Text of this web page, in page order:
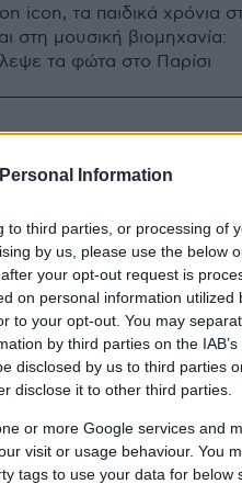
Information
to third parties, or processing of
by us, please use the below
your opt-out request is
on personal information utilized
to your opt-out. You may
by third parties on the
disclosed by us to third parties
disclose it to other third parties.
or more Google services and
visit or usage behaviour. You
tags to use your data for below
icon, τα παιδικά χρόνια
στη μουσική βιομηχανία:
τα φώτα στο Παρίσι
Herrera:
έχει ντύσει όλες τις
εποχή της Τζάκι Ο,
την καμπάνια «Ηeart for
και η κόρη της